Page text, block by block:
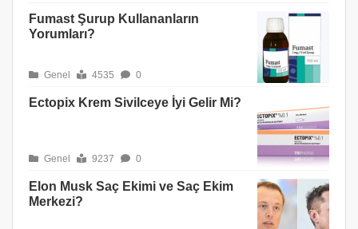
Fumast Şurup Kullananların
Yorumları?
Genel 4535 0
Ectopix Krem Sivilceye İyi Gelir Mi?
Genel 9237 0
Elon Musk Saç Ekimi ve Saç Ekim
Merkezi?